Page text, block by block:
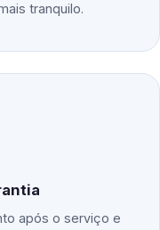
tranquilo.
após o serviço e